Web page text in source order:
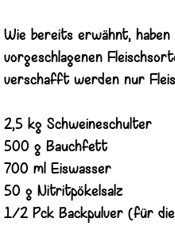
Wie bereits erwähnt,
vorgeschlagenen
verschafft werden nur
2,5 kg Schweineschulter
500 g Bauchfett
700 ml Eiswasser
50 g Nitritpökelsalz
1/2 Pck Backpulver (für